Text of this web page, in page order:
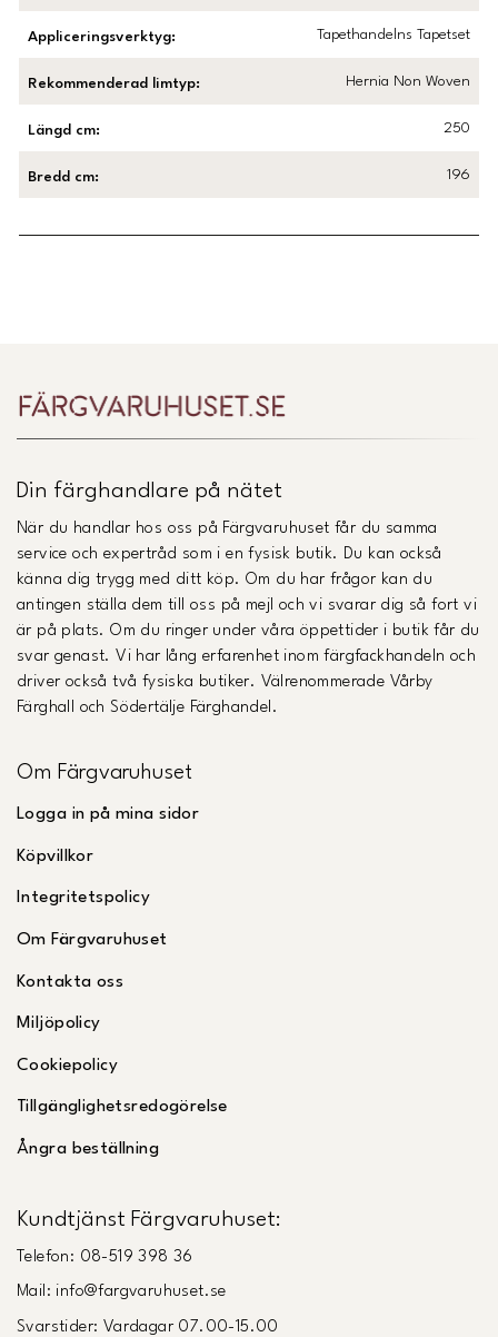
Appliceringsverktyg: Tapethandelns Tapetset
Rekommenderad limtyp: Hernia Non Woven
Längd cm: 250
Bredd cm: 196
Din färghandlare på nätet
När du handlar hos oss på Färgvaruhuset får du samma
service och expertråd som i en fysisk butik. Du kan också
känna dig trygg med ditt köp. Om du har frågor kan du
antingen ställa dem till oss på mejl och vi svarar dig så fort vi
är på plats. Om du ringer under våra öppettider i butik får du
svar genast. Vi har lång erfarenhet inom färgfackhandeln och
driver också två fysiska butiker. Välrenommerade Vårby
Färghall och Södertälje Färghandel.
Om Färgvaruhuset
Logga in på mina sidor
Köpvillkor
Integritetspolicy
Om Färgvaruhuset
Kontakta oss
Miljöpolicy
Cookiepolicy
Tillgänglighetsredogörelse
Ångra beställning
Kundtjänst Färgvaruhuset:
Telefon: 08-519 398 36
Mail: info@fargvaruhuset.se
Svarstider: Vardagar 07.00-15.00